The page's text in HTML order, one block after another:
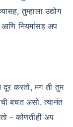
तुम्हाला उद्योग
आणि नियमांसह अप
दूर करतो, मग ती तुम
बचत असो. त्यानंत
- कोणतीही अप